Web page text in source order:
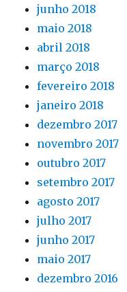
junho 2018
maio 2018
abril 2018
março 2018
fevereiro 2018
janeiro 2018
dezembro 2017
novembro 2017
outubro 2017
setembro 2017
agosto 2017
julho 2017
junho 2017
maio 2017
dezembro 2016